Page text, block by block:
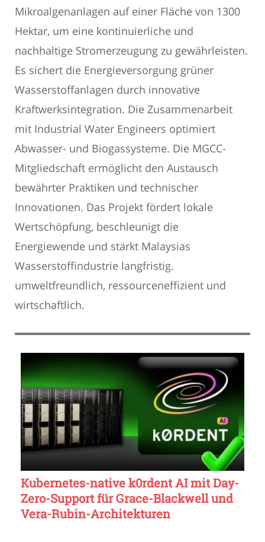
Mikroalgenanlagen auf einer Fläche von 1300
Hektar, um eine kontinuierliche und
nachhaltige Stromerzeugung zu gewährleisten.
Es sichert die Energieversorgung grüner
Wasserstoffanlagen durch innovative
Kraftwerksintegration. Die Zusammenarbeit
mit Industrial Water Engineers optimiert
Abwasser- und Biogassysteme. Die MGCC-
Mitgliedschaft ermöglicht den Austausch
bewährter Praktiken und technischer
Innovationen. Das Projekt fördert lokale
Wertschöpfung, beschleunigt die
Energiewende und stärkt Malaysias
Wasserstoffindustrie langfristig.
umweltfreundlich, ressourceneffizient und
wirtschaftlich.
Kubernetes-native k0rdent AI mit Day-
Zero-Support für Grace-Blackwell und
Vera-Rubin-Architekturen